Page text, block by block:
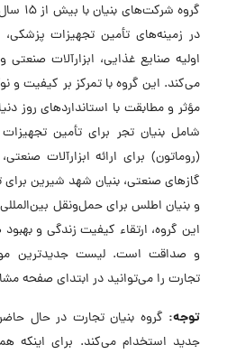
گروه
در زمینه‌های تأمین تجهیزات
اولیه صنایع غذایی، ابزارآلات
می‌کند. این گروه با تمرکز بر کیفیت و
مؤثر و مطابقت با استانداردهای روز
شامل بنیان تجر برای تأمین تجهیزات
(روماتون) برای ارائه ابزارآلات
گازهای صنعتی، بنیان شهد شیرین برای
و بنیان اطلس برای حمل‌ونقل
این گروه، ارتقاء کیفیت زندگی و
و صداقت است. لیست جدیدترین
تجارت را می‌توانید در ابتدای صفحه
توجه:
جدید استخدام می‌کند. برای اینکه